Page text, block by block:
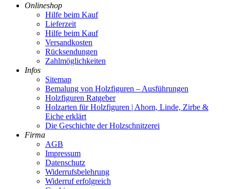
Onlineshop
Hilfe beim Kauf
Lieferzeit
Hilfe beim Kauf
Versandkosten
Rücksendungen
Zahlmöglichkeiten
Infos
Sitemap
Bemalung von Holzfiguren – Ausführungen
Holzfiguren Ratgeber
Holzarten für Holzfiguren | Ahorn, Linde, Zirbe &
Eiche erklärt
Die Geschichte der Holzschnitzerei
Firma
AGB
Impressum
Datenschutz
Widerrufsbelehrung
Widerruf erfolgreich